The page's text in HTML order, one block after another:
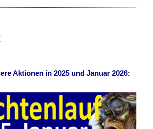
Aktionen in 2025 und Januar 2026: